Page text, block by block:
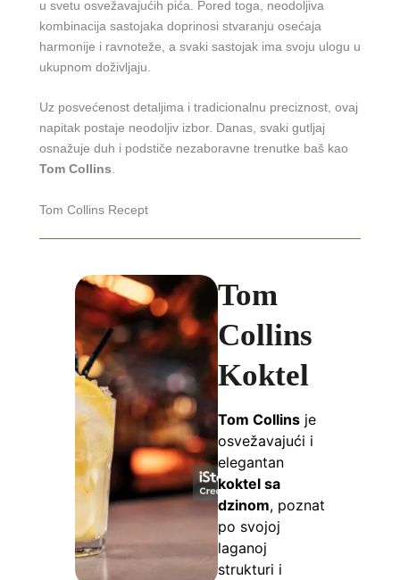
u svetu osvežavajućih pića. Pored toga, neodoljiva
kombinacija sastojaka doprinosi stvaranju osećaja
harmonije i ravnoteže, a svaki sastojak ima svoju ulogu u
ukupnom doživljaju.
Uz posvećenost detaljima i tradicionalnu preciznost, ovaj
napitak postaje neodoljiv izbor. Danas, svaki gutljaj
osnažuje duh i podstiče nezaboravne trenutke baš kao
Tom Collins.
Tom Collins Recept
Tom
Collins
Koktel
Tom Collins je
osvežavajući i
elegantan
koktel sa
dzinom, poznat
po svojoj
laganoj
strukturi i